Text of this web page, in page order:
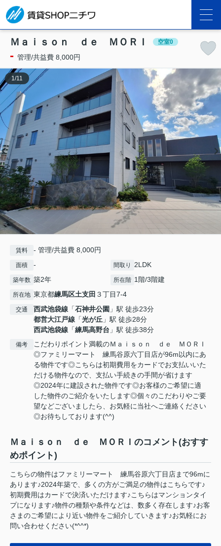
Ｍａｉｓｏｎ ｄｅ ＭＯＲＩ 空室0
- 管理/共益費 8,000円
1 /11
賃料 - 管理/共益費 8,000円
面積 - 間取り 2LDK
築年数 築2年 所在階 1階/3階建
所在地 東京都練馬区土支田 ３丁目7-4
交通 西武池袋線 「石神井公園 」駅 徒歩23分
都営大江戸線 「光が丘 」駅 徒歩28分
西武池袋線 「練馬高野台 」駅 徒歩38分
備考
こだわりポイント満載のＭａｉｓｏｎ ｄｅ ＭＯＲＩ
◎ファミリーマート 練馬谷原六丁目店が96m以内にあ
る物件です◎こちらは初期費用をカードでお支払いいた
だける物件なので、支払い手続きの手間が省けます
◎2024年に建設された物件です◎お客様のご希望に適
した物件のご紹介をいたします◎個々のこだわりやご要
望などございましたら、お気軽に当社へご連絡ください
◎お待ちしております(^^)
Ｍａｉｓｏｎ ｄｅ ＭＯＲＩのコメント(おすす
めポイント)
こちらの物件はファミリーマート 練馬谷原六丁目店まで96mに
あります♪2024年築で、多くの方がご満足の物件はこちらです♪
初期費用はカードで決済いただけます♪こちらはマンションタイ
プになります♪物件の種類や条件などは、数多く存在します♪お客
さまのご希望により近い物件をご紹介していきます♪お気軽にお
問い合わせください(*^^*)